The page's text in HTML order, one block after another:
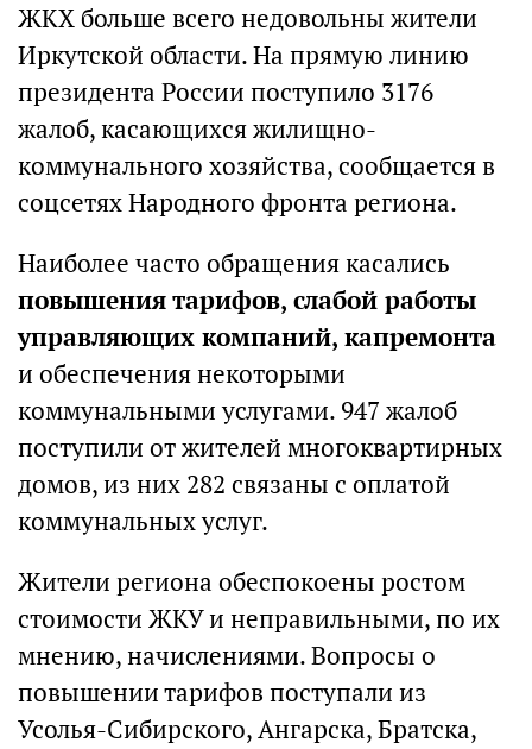
ЖКХ больше всего недовольны жители
Иркутской области. На прямую линию
президента России поступило 3176
жалоб, касающихся жилищно-
коммунального хозяйства, сообщается в
соцсетях Народного фронта региона.
Наиболее часто обращения касались
повышения тарифов, слабой работы
управляющих компаний, капремонта
и обеспечения некоторыми
коммунальными услугами. 947 жалоб
поступили от жителей многоквартирных
домов, из них 282 связаны с оплатой
коммунальных услуг.
Жители региона обеспокоены ростом
стоимости ЖКУ и неправильными, по их
мнению, начислениями. Вопросы о
повышении тарифов поступали из
Усолья-Сибирского, Ангарска, Братска,